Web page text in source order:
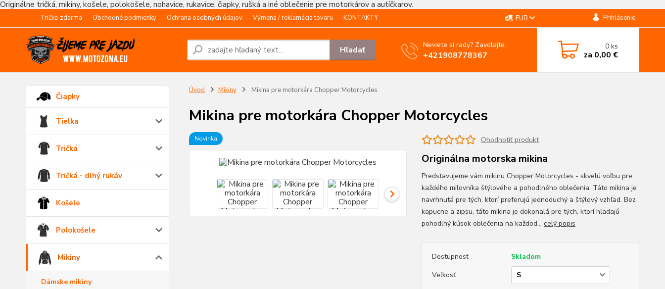
Originálne tričká, mikiny, košele, polokošele, nohavice, rukavice, čiapky, rušká a iné oblečenie pre motorkárov a autíčkarov.
Tričko zdarma Obchodné podmienky Ochrana osobných údajov Výmena / reklamácia tovaru KONTAKTY EUR Prihlásenie
Hľadať Neviete si rady? Zavolajte.
+421908778367
0ks
za 0,00 €
Čiapky
Tielka
Tričká
Tričká - dlhý rukáv
Košele
Polokošele
Mikiny
Dámske mikiny
Úvod Mikiny Mikina pre motorkára Chopper Motorcycles
Mikina pre motorkára Chopper Motorcycles
Novinka Ohodnotiť produkt
Originálna motorska mikina
Predstavujeme vám mikinu Chopper Motorcycles - skvelú voľbu pre
každého milovníka štýlového a pohodlného oblečenia. Táto mikina je
navrhnutá pre tých, ktorí preferujú jednoduchý a štýlový vzhľad. Bez
kapucne a zipsu, táto mikina je dokonalá pre tých, ktorí hľadajú
pohodlný kúsok oblečenia na každod... celý popis
Dostupnosť
Skladom
Veľkosť